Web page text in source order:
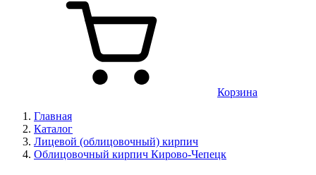
Корзина
Главная
Каталог
Лицевой (облицовочный) кирпич
Облицовочный кирпич Кирово-Чепецк